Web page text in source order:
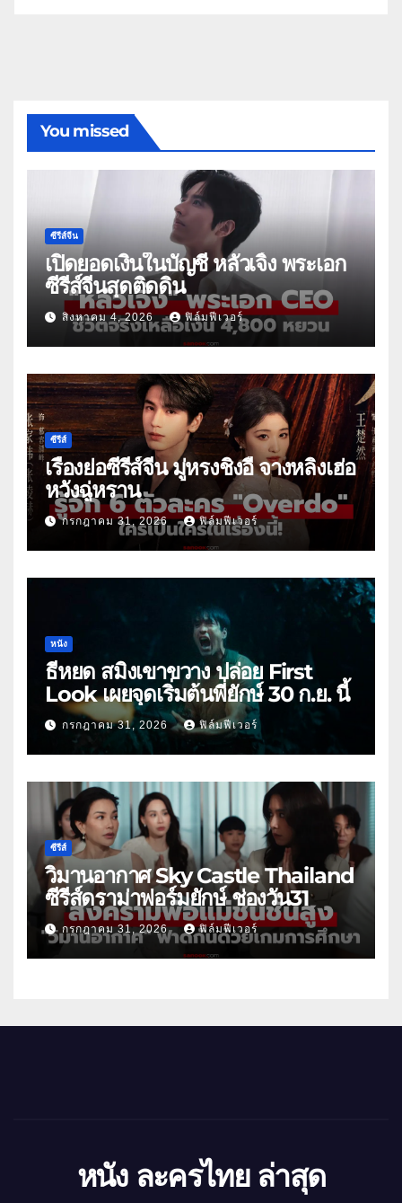
You missed
ซีรีส์จีน
เปิดยอดเงินในบัญชี หลัวเจิ้ง พระเอก
ซีรีส์จีนสุดติดดิน
สิงหาคม 4, 2026 ฟิล์มฟีเวอร์
ซีรีส์
เรื่องย่อซีรีส์จีน มู่หรงชิงอี้ จางหลิงเฮ่อ
หวังฉู่หราน
กรกฎาคม 31, 2026 ฟิล์มฟีเวอร์
หนัง
ธี่หยด สมิงเขาขวาง ปล่อย First
Look เผยจุดเริ่มต้นพี่ยักษ์ 30 ก.ย. นี้
กรกฎาคม 31, 2026 ฟิล์มฟีเวอร์
ซีรีส์
วิมานอากาศ Sky Castle Thailand
ซีรีส์ดราม่าฟอร์มยักษ์ ช่องวัน31
กรกฎาคม 31, 2026 ฟิล์มฟีเวอร์
หนัง ละครไทย ล่าสุด